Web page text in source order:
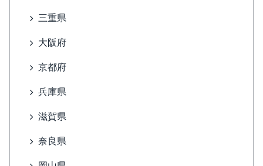
三重県
大阪府
京都府
兵庫県
滋賀県
奈良県